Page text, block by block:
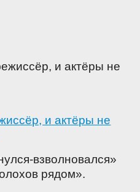
и актёры не
взволновался»
рядом».